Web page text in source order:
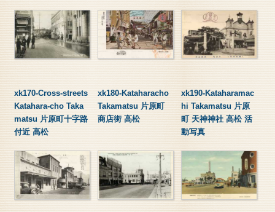
xk170-Cross-streets
Katahara-cho Taka
matsu 片原町十字路
付近 高松
xk180-Kataharacho
Takamatsu 片原町
商店街 高松
xk190-Kataharamac
hi Takamatsu 片原
町 天神神社 高松 活
動写真